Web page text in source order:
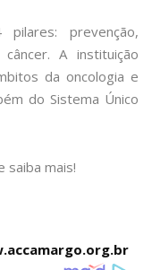
prevenção,
A instituição
da oncologia e
do Sistema Único
saiba mais!